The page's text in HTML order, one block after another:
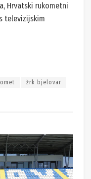
Hrvatski rukometni
televizijskim
žrk bjelovar